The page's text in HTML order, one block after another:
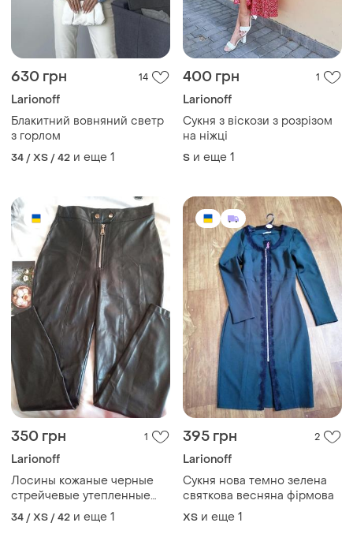
630 грн 14
Larionoff
Блакитний вовняний светр
з горлом
34 / XS / 42 и еще 1
400 грн 1
Larionoff
Сукня з віскози з розрізом
на ніжці
S и еще 1
350 грн 1
Larionoff
Лосины кожаные черные
стрейчевые утепленные
женские размер xs-s при
350 грн
34 / XS / 42 и еще 1
395 грн 2
Larionoff
Сукня нова темно зелена
святкова весняна фірмова
ХS и еще 1